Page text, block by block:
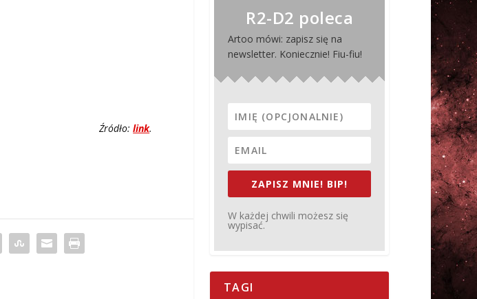
Źródło:link.
R2-D2 poleca
Artoo mówi: zapisz się na
newsletter. Koniecznie! Fiu-fiu!
ZAPISZ MNIE! BIP!
W każdej chwili możesz się
wypisać.
TAGI